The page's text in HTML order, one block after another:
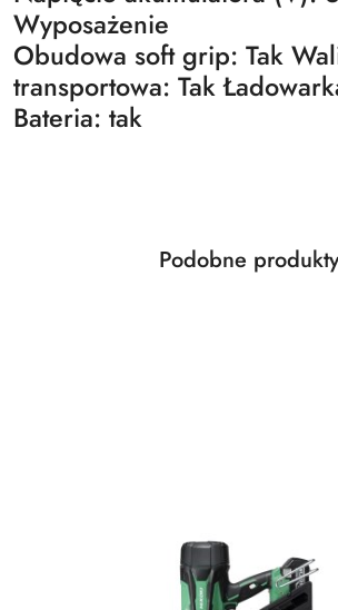
Wyposażenie
Obudowa soft grip: Tak
transportowa: Tak
Bateria: tak
Pomiń karuzelę produktów
Produkty
Podobne produkty